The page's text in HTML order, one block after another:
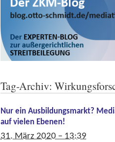
Tag-Archiv:
Nur ein Ausbildungsmarkt?
auf vielen Ebenen!
31. März 2020 – 13:39